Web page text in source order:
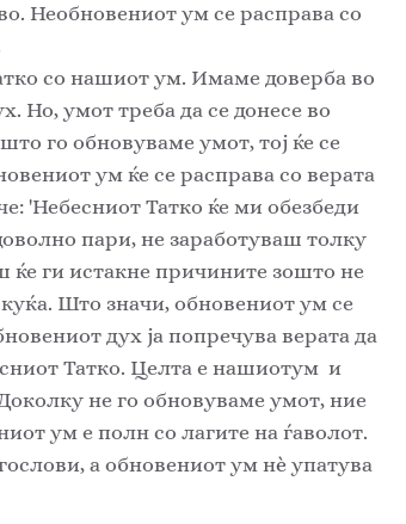
Необновениот ум се расправа со
Но, умот треба да се донесе во
го обновуваме умот, тој ќе се
ум ќе се расправа со верата
'Небесниот Татко ќе ми обезбеди
пари, не заработуваш толку
ќе ги истакне причините зошто не
Што значи, обновениот ум се
дух ја попречува верата да
Татко. Целта е нашиотум  и
не го обновуваме умот, ние
ум е полн со лагите на ѓаволот.
а обновениот ум нѐ упатува